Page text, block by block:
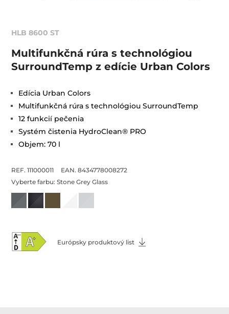
HLB 8600 ST
Multifunkčná rúra s technológiou
SurroundTemp z edície Urban Colors
Edícia Urban Colors
Multifunkčná rúra s technológiou SurroundTemp
12 funkcií pečenia
Systém čistenia HydroClean® PRO
Objem: 70 l
REF. 111000011
EAN. 8434778008272
Vyberte farbu:Stone Grey Glass
Európsky produktový list